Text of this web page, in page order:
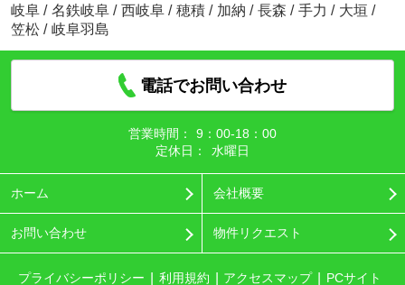
岐阜 / 名鉄岐阜 / 西岐阜 / 穂積 / 加納 / 長森 / 手力 / 大垣 /
笠松 / 岐阜羽島
電話でお問い合わせ
営業時間：
9：00‐18：00
定休日：
水曜日
ホーム 会社概要
お問い合わせ 物件リクエスト
プライバシーポリシー 利用規約 アクセスマップ PCサイト